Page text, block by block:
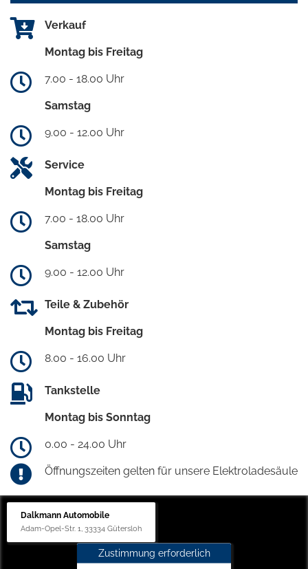
Verkauf
Montag bis Freitag
7.00 - 18.00 Uhr
Samstag
9.00 - 12.00 Uhr
Service
Montag bis Freitag
7.00 - 18.00 Uhr
Samstag
9.00 - 12.00 Uhr
Teile & Zubehör
Montag bis Freitag
8.00 - 16.00 Uhr
Tankstelle
Montag bis Sonntag
0.00 - 24.00 Uhr
Öffnungszeiten gelten für unsere Elektroladesäule
Dalkmann Automobile
Adam-Opel-Str. 1, 33334 Gütersloh
Zustimmung erforderlich